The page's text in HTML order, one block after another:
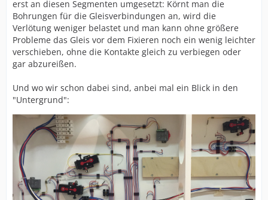
erst an diesen Segmenten umgesetzt: Körnt man die
Bohrungen für die Gleisverbindungen an, wird die
Verlötung weniger belastet und man kann ohne größere
Probleme das Gleis vor dem Fixieren noch ein wenig leichter
verschieben, ohne die Kontakte gleich zu verbiegen oder
gar abzureißen.
Und wo wir schon dabei sind, anbei mal ein Blick in den
"Untergrund":